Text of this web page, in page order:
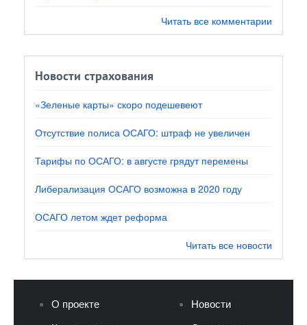
Читать все комментарии
Новости страхования
«Зеленые карты» скоро подешевеют
Отсутствие полиса ОСАГО: штраф не увеличен
Тарифы по ОСАГО: в августе грядут перемены
Либерализация ОСАГО возможна в 2020 году
ОСАГО летом ждет реформа
Читать все новости
О проекте Новости